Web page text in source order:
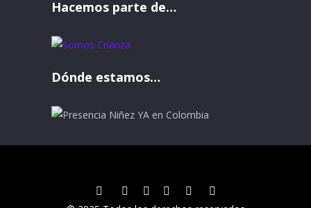
Hacemos parte de…
Dónde estamos…